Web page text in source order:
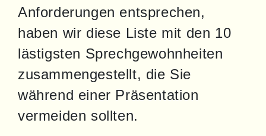
Anforderungen entsprechen,
haben wir diese Liste mit den 10
lästigsten Sprechgewohnheiten
zusammengestellt, die Sie
während einer Präsentation
vermeiden sollten.